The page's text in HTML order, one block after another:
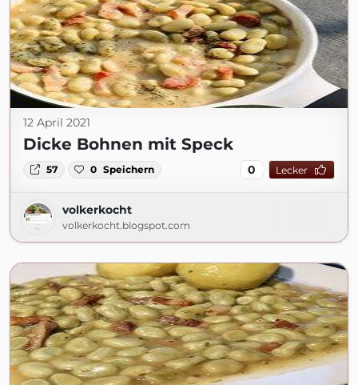
12 April 2021
Dicke Bohnen mit Speck
57 0 Speichern 0 Lecker
volkerkocht
volkerkocht.blogspot.com